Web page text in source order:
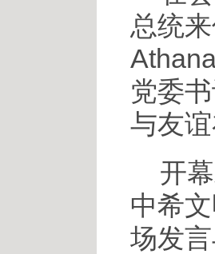
总统
党委
与友
开
中希
场发